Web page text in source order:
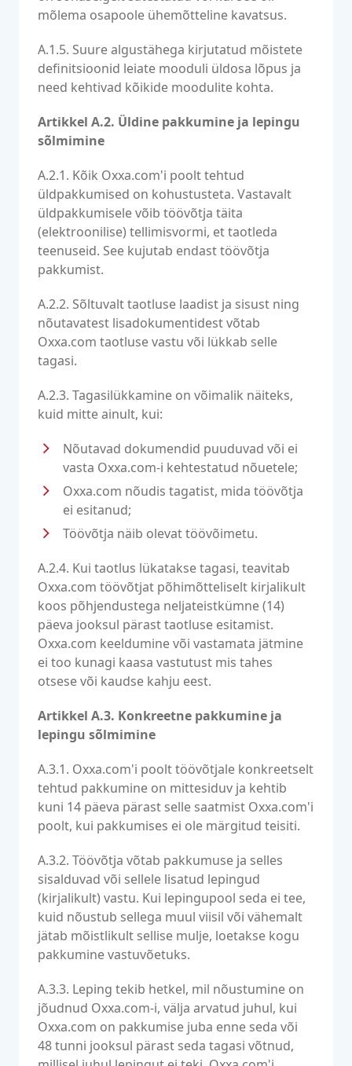
mõlema osapoole ühemõtteline kavatsus.
A.1.5. Suure algustähega kirjutatud mõistete
definitsioonid leiate mooduli üldosa lõpus ja
need kehtivad kõikide moodulite kohta.
Artikkel A.2. Üldine pakkumine ja lepingu
sõlmimine
A.2.1. Kõik Oxxa.com'i poolt tehtud
üldpakkumised on kohustusteta. Vastavalt
üldpakkumisele võib töövõtja täita
(elektroonilise) tellimisvormi, et taotleda
teenuseid. See kujutab endast töövõtja
pakkumist.
A.2.2. Sõltuvalt taotluse laadist ja sisust ning
nõutavatest lisadokumentidest võtab
Oxxa.com taotluse vastu või lükkab selle
tagasi.
A.2.3. Tagasilükkamine on võimalik näiteks,
kuid mitte ainult, kui:
Nõutavad dokumendid puuduvad või ei
vasta Oxxa.com-i kehtestatud nõuetele;
Oxxa.com nõudis tagatist, mida töövõtja
ei esitanud;
Töövõtja näib olevat töövõimetu.
A.2.4. Kui taotlus lükatakse tagasi, teavitab
Oxxa.com töövõtjat põhimõtteliselt kirjalikult
koos põhjendustega neljateistkümne (14)
päeva jooksul pärast taotluse esitamist.
Oxxa.com keeldumine või vastamata jätmine
ei too kunagi kaasa vastutust mis tahes
otsese või kaudse kahju eest.
Artikkel A.3. Konkreetne pakkumine ja
lepingu sõlmimine
A.3.1. Oxxa.com'i poolt töövõtjale konkreetselt
tehtud pakkumine on mittesiduv ja kehtib
kuni 14 päeva pärast selle saatmist Oxxa.com'i
poolt, kui pakkumises ei ole märgitud teisiti.
A.3.2. Töövõtja võtab pakkumuse ja selles
sisalduvad või sellele lisatud lepingud
(kirjalikult) vastu. Kui lepingupool seda ei tee,
kuid nõustub sellega muul viisil või vähemalt
jätab mõistlikult sellise mulje, loetakse kogu
pakkumine vastuvõetuks.
A.3.3. Leping tekib hetkel, mil nõustumine on
jõudnud Oxxa.com-i, välja arvatud juhul, kui
Oxxa.com on pakkumise juba enne seda või
48 tunni jooksul pärast seda tagasi võtnud,